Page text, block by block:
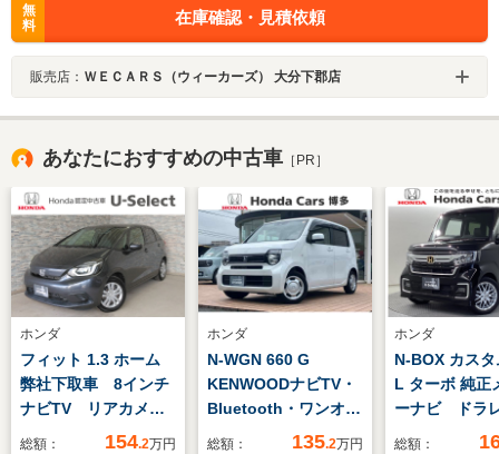
無
料
在庫確認・見積依頼
販売店： ＷＥＣＡＲＳ（ウィーカーズ） 大分下郡店
あなたにおすすめの中古車 ［PR］
ホンダ
フィット 1.3 ホーム
弊社下取車 8インチ
ナビTV リアカメ
ラ ドラレコ ETC
総額： 154.2万円
ホンダ
N-WGN 660 G
KENWOODナビTV・
Bluetooth・ワンオー
総額： 135.2万円
ホンダ
N-BOX カス
L ターボ 純正
ーナビ ド
ETC 障害物
総額：